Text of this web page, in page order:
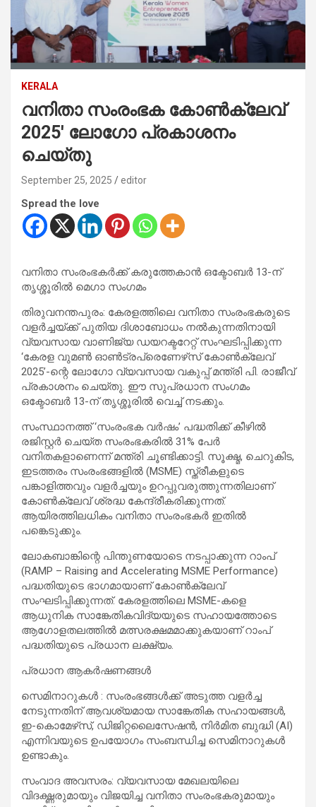
KERALA
വനിതാ സംരംഭക കോൺക്ലേവ്
2025′ ലോഗോ പ്രകാശനം
ചെയ്തു
September 25, 2025 editor
Spread the love
വനിതാ സംരംഭകർക്ക് കരുത്തേകാൻ ഒക്ടോബർ 13-ന്
തൃശ്ശൂരിൽ മെഗാ സംഗമം
തിരുവനന്തപുരം: കേരളത്തിലെ വനിതാ സംരംഭകരുടെ
വളർച്ചയ്ക്ക് പുതിയ ദിശാബോധം നൽകുന്നതിനായി
വ്യവസായ വാണിജ്യ ഡയറക്ടറേറ്റ് സംഘടിപ്പിക്കുന്ന
‘കേരള വുമൺ ഓൺട്രപ്രെണേഴ്‌സ് കോൺക്ലേവ്
2025’-ന്റെ ലോഗോ വ്യവസായ വകുപ്പ് മന്ത്രി പി. രാജീവ്
പ്രകാശനം ചെയ്തു. ഈ സുപ്രധാന സംഗമം
ഒക്ടോബർ 13-ന് തൃശ്ശൂരിൽ വെച്ച് നടക്കും.
സംസ്ഥാനത്ത് ‘സംരംഭക വർഷം’ പദ്ധതിക്ക് കീഴിൽ
രജിസ്റ്റർ ചെയ്ത സംരംഭകരിൽ 31% പേർ
വനിതകളാണെന്ന് മന്ത്രി ചൂണ്ടിക്കാട്ടി. സൂക്ഷ്മ, ചെറുകിട,
ഇടത്തരം സംരംഭങ്ങളിൽ (MSME) സ്ത്രീകളുടെ
പങ്കാളിത്തവും വളർച്ചയും ഉറപ്പുവരുത്തുന്നതിലാണ്
കോൺക്ലേവ് ശ്രദ്ധ കേന്ദ്രീകരിക്കുന്നത്.
ആയിരത്തിലധികം വനിതാ സംരംഭകർ ഇതിൽ
പങ്കെടുക്കും.
ലോകബാങ്കിന്റെ പിന്തുണയോടെ നടപ്പാക്കുന്ന റാംപ്
(RAMP – Raising and Accelerating MSME Performance)
പദ്ധതിയുടെ ഭാഗമായാണ് കോൺക്ലേവ്
സംഘടിപ്പിക്കുന്നത്. കേരളത്തിലെ MSME-കളെ
ആധുനിക സാങ്കേതികവിദ്യയുടെ സഹായത്തോടെ
ആഗോളതലത്തിൽ മത്സരക്ഷമമാക്കുകയാണ് റാംപ്
പദ്ധതിയുടെ പ്രധാന ലക്ഷ്യം.
പ്രധാന ആകർഷണങ്ങൾ
സെമിനാറുകൾ : സംരംഭങ്ങൾക്ക് അടുത്ത വളർച്ച
നേടുന്നതിന് ആവശ്യമായ സാങ്കേതിക സഹായങ്ങൾ,
ഇ-കൊമേഴ്‌സ്, ഡിജിറ്റലൈസേഷൻ, നിർമിത ബുദ്ധി (AI)
എന്നിവയുടെ ഉപയോഗം സംബന്ധിച്ച സെമിനാറുകൾ
ഉണ്ടാകും.
സംവാദ അവസരം: വ്യവസായ മേഖലയിലെ
വിദഗ്ദ്ധരുമായും വിജയിച്ച വനിതാ സംരംഭകരുമായും